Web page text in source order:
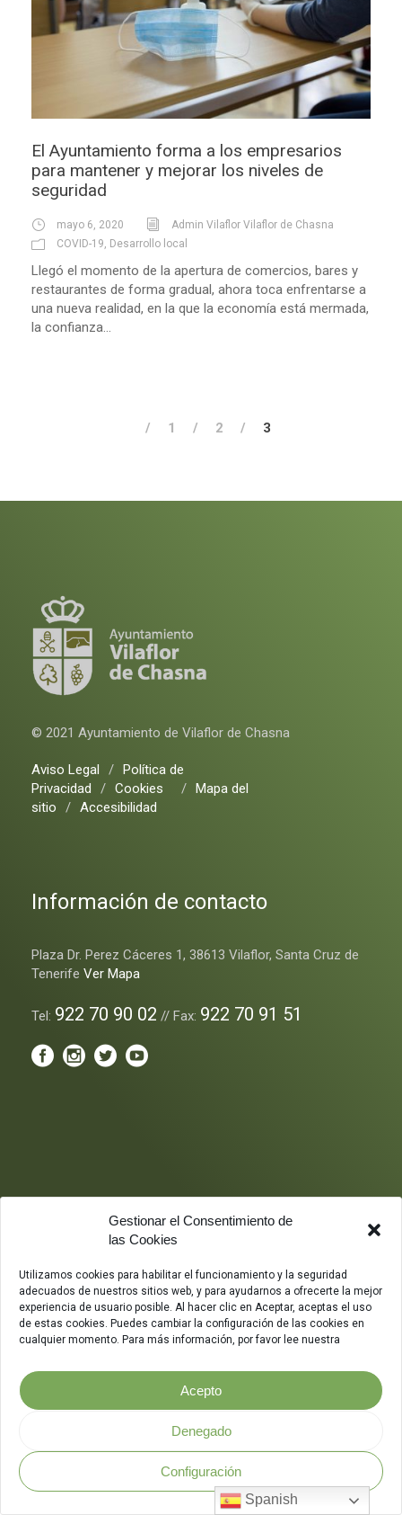
Gestionar el Consentimiento de
las Cookies
Utilizamos cookies para habilitar el funcionamiento y la seguridad
adecuados de nuestros sitios web, y para ayudarnos a ofrecerte la mejor
experiencia de usuario posible. Al hacer clic en Aceptar, aceptas el uso
de estas cookies. Puedes cambiar la configuración de las cookies en
cualquier momento. Para más información, por favor lee nuestra
Acepto
Denegado
Configuración
El Ayuntamiento forma a los empresarios
para mantener y mejorar los niveles de
seguridad
mayo 6, 2020
Admin Vilaflor Vilaflor de Chasna
COVID-19 Desarrollo local
Llegó el momento de la apertura de comercios, bares y
restaurantes de forma gradual, ahora toca enfrentarse a
una nueva realidad, en la que la economía está mermada,
la confianza...
1 2 3
© 2021 Ayuntamiento de Vilaflor de Chasna
Aviso Legal / Política de
Privacidad
/ Cookies / Mapa del
sitio
/ Accesibilidad
Información de contacto
Plaza Dr. Perez Cáceres 1, 38613 Vilaflor, Santa Cruz de
Tenerife Ver Mapa
Tel: 922 70 90 02 // Fax: 922 70 91 51
Política de Seguridad
Spanish